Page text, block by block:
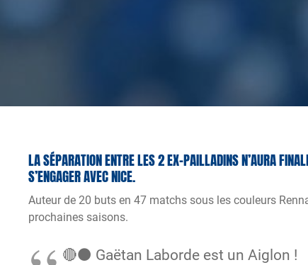
LA SÉPARATION ENTRE LES 2 EX-PAILLADINS N’AURA
S’ENGAGER AVEC NICE.
Auteur de 20 buts en 47 matchs sous les couleurs
prochaines saisons.
🔴⚫️ Gaëtan Laborde est un Aiglon !